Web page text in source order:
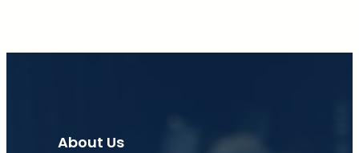
About Us